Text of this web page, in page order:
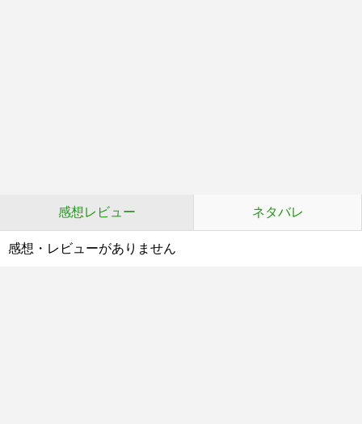
感想レビュー ネタバレ
感想・レビューがありません